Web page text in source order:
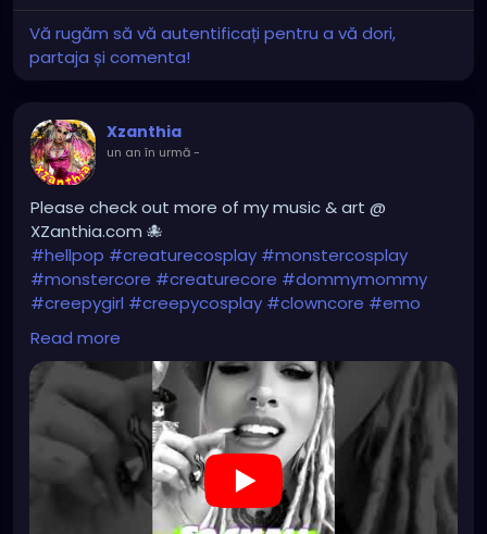
Vă rugăm să vă autentificați pentru a vă dori,
partaja și comenta!
Xzanthia
un an în urmă-
Please check out more of my music & art @
XZanthia.com 🐙
#hellpop #creaturecosplay #monstercosplay
#monstercore #creaturecore #dommymommy
#creepygirl #creepycosplay #clowncore #emo
#gothchick
https://youtube.com/shorts/Fy0Np3N-lAA?
si=jJOIzP679z_LuZkH
Read more